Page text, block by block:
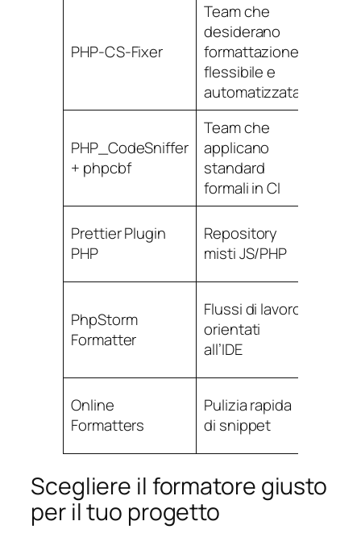
PHP-CS-Fixer
Team che
desiderano
formattazione
flessibile e
automatizzata
PHP_CodeSniffer
+ phpcbf
Team che
applicano
standard
formali in CI
Prettier Plugin
PHP
Repository
misti JS/PHP
PhpStorm
Formatter
Flussi di lavoro
orientati
all’IDE
Online
Formatters
Pulizia rapida
di snippet
Scegliere il formatore giusto
per il tuo progetto